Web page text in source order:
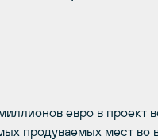
евро в проект
продуваемых мест во